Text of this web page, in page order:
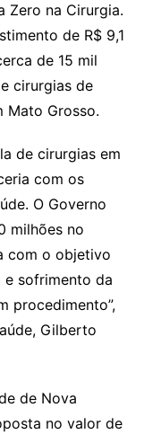
Zero na Cirurgia.
de R$ 9,1
de 15 mil
cirurgias de
Mato Grosso.
de cirurgias em
com os
O Governo
milhões no
com o objetivo
e sofrimento da
procedimento”,
Gilberto
de Nova
no valor de